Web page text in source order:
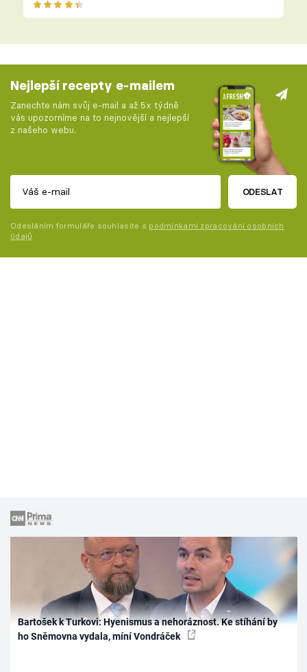
Nejlepší recepty e-mailem
Zanechte nám svůj e-mail a až 5x týdně
vás upozorníme na to nejnovější a nejlepší
z našeho webu.
ODESLAT
Odesláním formuláře souhlasíte s podmínkami zpracování osobních
údajů
Bartošek k Turkovi: Hyenismus a nehoráznost. Ke stíhání by
ho Sněmovna vydala, míní Vondráček